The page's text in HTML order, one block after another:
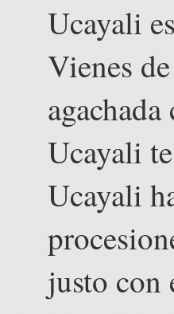
Ucayali
Vienes
Ucayali
Ucayali
justo con